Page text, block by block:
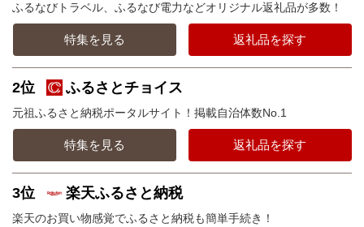
ふるなびトラベル、ふるなび電力などオリジナル返礼品が多数！
特集を見る 返礼品を探す
2位 ふるさとチョイス
元祖ふるさと納税ポータルサイト！掲載自治体数No.1
特集を見る 返礼品を探す
3位 楽天ふるさと納税
楽天のお買い物感覚でふるさと納税も簡単手続き！